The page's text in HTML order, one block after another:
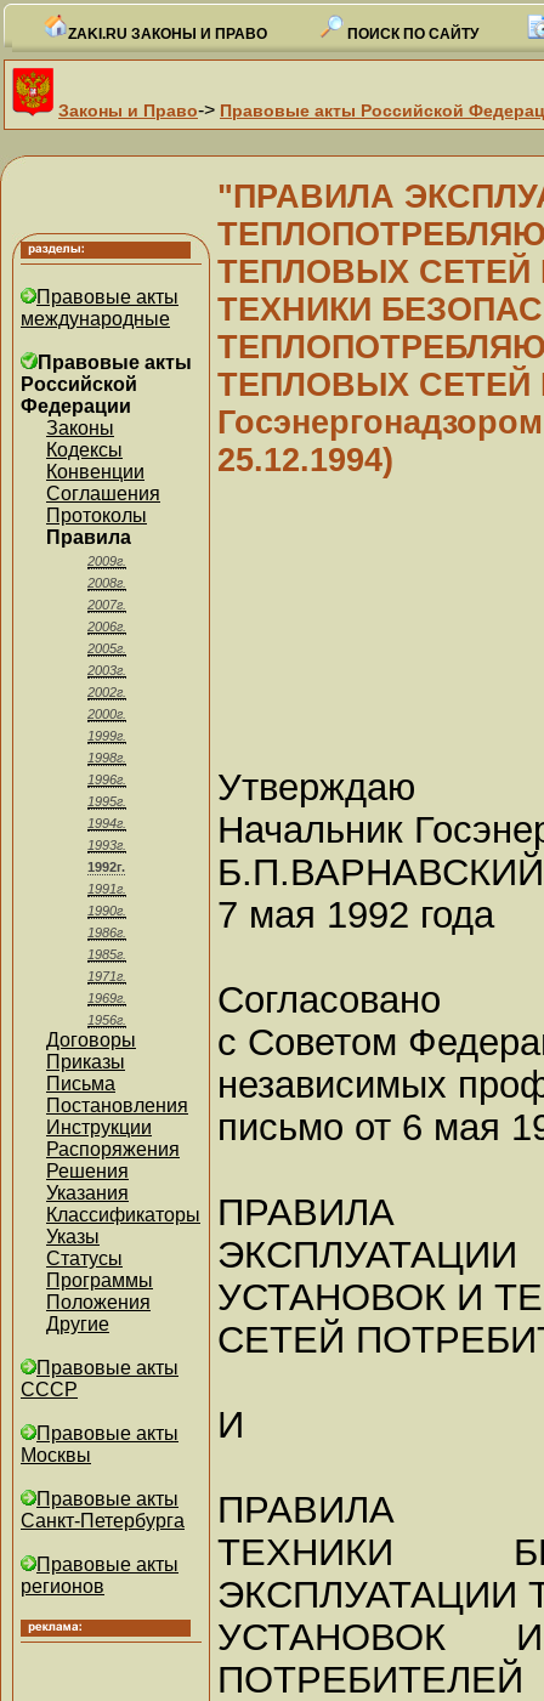
ZAKI.RU ЗАКОНЫ И ПРАВО ПОИСК ПО САЙТУ
Законы и Право-> Правовые акты Российской
Правовые акты
международные
Правовые акты
Российской
Федерации
Законы
Кодексы
Конвенции
Соглашения
Протоколы
Правила
2009г.
2008г.
2007г.
2006г.
2005г.
2003г.
2002г.
2000г.
1999г.
1998г.
1996г.
1995г.
1994г.
1993г.
1992г.
1991г.
1990г.
1986г.
1985г.
1971г.
1969г.
1956г.
Договоры
Приказы
Письма
Постановления
Инструкции
Распоряжения
Решения
Указания
Классификаторы
Указы
Статусы
Программы
Положения
Другие
Правовые акты
СССР
Правовые акты
Москвы
Правовые акты
Санкт-Петербурга
Правовые акты
регионов
"ПРАВИЛА
ТЕПЛОВЫХ СЕТЕЙ
ТЕХНИКИ
ТЕПЛОВЫХ СЕТЕЙ
25.12.1994)
Утверждаю
Начальник
Б.П.ВАРНАВСКИЙ
7 мая 1992 года
Согласовано
с Советом
независимых
письмо от 6 мая
ПРАВИЛА
УСТАНОВОК И
СЕТЕЙ
И
ПРАВИЛА
ТЕХНИКИ
УСТАНОВОК
ПОТРЕБИТЕЛЕЙ